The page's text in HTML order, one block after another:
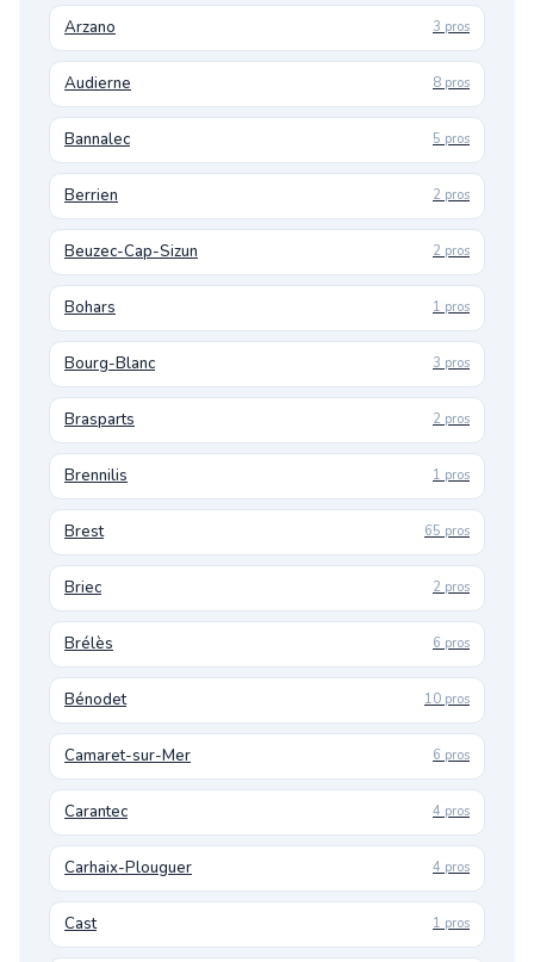
Arzano 3 pros
Audierne 8 pros
Bannalec 5 pros
Berrien 2 pros
Beuzec-Cap-Sizun 2 pros
Bohars 1 pros
Bourg-Blanc 3 pros
Brasparts 2 pros
Brennilis 1 pros
Brest 65 pros
Briec 2 pros
Brélès 6 pros
Bénodet 10 pros
Camaret-sur-Mer 6 pros
Carantec 4 pros
Carhaix-Plouguer 4 pros
Cast 1 pros